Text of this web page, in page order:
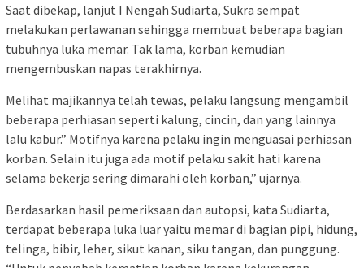
Saat dibekap, lanjut I Nengah Sudiarta, Sukra sempat
melakukan perlawanan sehingga membuat beberapa bagian
tubuhnya luka memar. Tak lama, korban kemudian
mengembuskan napas terakhirnya.
Melihat majikannya telah tewas, pelaku langsung mengambil
beberapa perhiasan seperti kalung, cincin, dan yang lainnya
lalu kabur.” Motifnya karena pelaku ingin menguasai perhiasan
korban. Selain itu juga ada motif pelaku sakit hati karena
selama bekerja sering dimarahi oleh korban,” ujarnya.
Berdasarkan hasil pemeriksaan dan autopsi, kata Sudiarta,
terdapat beberapa luka luar yaitu memar di bagian pipi, hidung,
telinga, bibir, leher, sikut kanan, siku tangan, dan punggung.